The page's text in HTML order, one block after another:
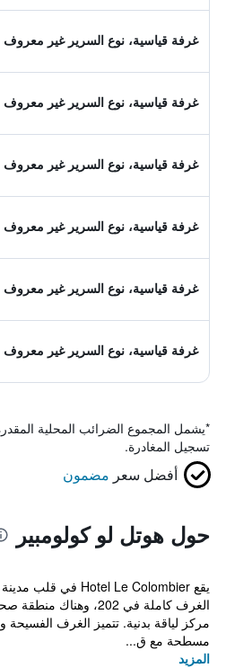
غرفة قياسية، نوع السرير غير معروف
غرفة قياسية، نوع السرير غير معروف
غرفة قياسية، نوع السرير غير معروف
غرفة قياسية، نوع السرير غير معروف
غرفة قياسية، نوع السرير غير معروف
غرفة قياسية، نوع السرير غير معروف
*يشمل المجموع الضرائب المحلية
تسجيل المغادرة.
أفضل سعر مضمون
حول هوتل لو كولومبير
الغرف كاملة في 202،
مركز لياقة بدنية. تتميز الغرف
مسطحة مع ق...
المزيد